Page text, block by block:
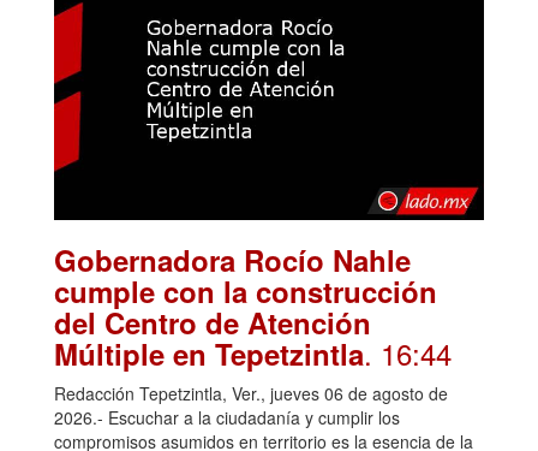
Gobernadora Rocío Nahle
cumple con la construcción
del Centro de Atención
Múltiple en Tepetzintla. 16:44
Redacción Tepetzintla, Ver., jueves 06 de agosto de
2026.- Escuchar a la ciudadanía y cumplir los
compromisos asumidos en territorio es la esencia de la